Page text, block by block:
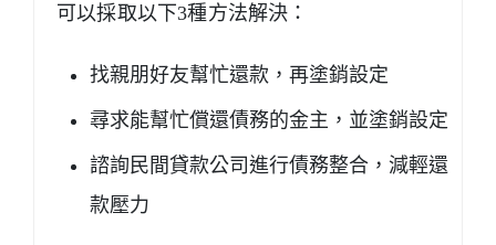
可以採取以下3種方法解決：
找親朋好友幫忙還款，再塗銷設定
尋求能幫忙償還債務的金主，並塗銷設定
諮詢民間貸款公司進行債務整合，減輕還
款壓力